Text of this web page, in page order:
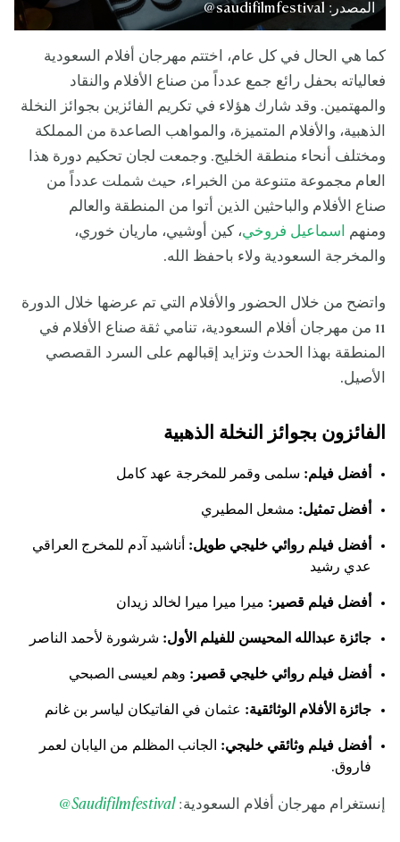
المصدر: saudifilmfestival@
كما هي الحال في كل عام، اختتم مهرجان أفلام السعودية
فعالياته بحفل رائع جمع عدداً من صناع الأفلام والنقاد
والمهتمين. وقد شارك هؤلاء في تكريم الفائزين بجوائز النخلة
الذهبية، والأفلام المتميزة، والمواهب الصاعدة من المملكة
ومختلف أنحاء منطقة الخليج. وجمعت لجان تحكيم دورة هذا
العام مجموعة متنوعة من الخبراء، حيث شملت عدداً من
صناع الأفلام والباحثين الذين أتوا من المنطقة والعالم
ومنهم
اسماعيل فروخي، كين أوشيي، ماريان خوري،
والمخرجة السعودية ولاء باحفظ الله.
واتضح من خلال الحضور والأفلام التي تم عرضها خلال الدورة
11 من مهرجان أفلام السعودية، تنامي ثقة صناع الأفلام في
المنطقة بهذا الحدث وتزايد إقبالهم على السرد القصصي
الأصيل.
الفائزون بجوائز النخلة الذهبية
أفضل فيلم: سلمى وقمر للمخرجة عهد كامل
أفضل تمثيل: مشعل المطيري
أفضل فيلم روائي خليجي طويل: أناشيد آدم للمخرج العراقي
عدي رشيد
أفضل فيلم قصير: ميرا ميرا ميرا لخالد زيدان
جائزة عبدالله المحيسن للفيلم الأول: شرشورة لأحمد الناصر
أفضل فيلم روائي خليجي قصير: وهم لعيسى الصبحي
جائزة الأفلام الوثائقية: عثمان في الفاتيكان لياسر بن غانم
أفضل فيلم وثائقي خليجي: الجانب المظلم من اليابان لعمر
فاروق.
إنستغرام مهرجان أفلام السعودية:Saudifilmfestival
@